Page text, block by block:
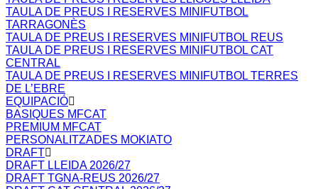
TAULA DE PREUS I RESERVES MINIFUTBOL
TARRAGONÈS
TAULA DE PREUS I RESERVES MINIFUTBOL REUS
TAULA DE PREUS I RESERVES MINIFUTBOL CAT
CENTRAL
TAULA DE PREUS I RESERVES MINIFUTBOL TERRES
DE L’EBRE
EQUIPACIÓ
BASIQUES MFCAT
PREMIUM MFCAT
PERSONALITZADES MOKIATO
DRAFT
DRAFT LLEIDA 2026/27
DRAFT TGNA-REUS 2026/27